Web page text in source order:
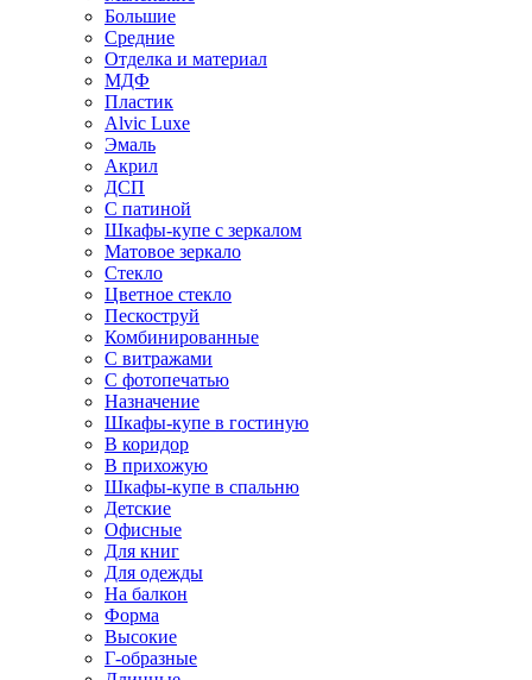
Большие
Средние
Отделка и материал
МДФ
Пластик
Alvic Luxe
Эмаль
Акрил
ДСП
С патиной
Шкафы-купе с зеркалом
Матовое зеркало
Стекло
Цветное стекло
Пескоструй
Комбинированные
С витражами
С фотопечатью
Назначение
Шкафы-купе в гостиную
В коридор
В прихожую
Шкафы-купе в спальню
Детские
Офисные
Для книг
Для одежды
На балкон
Форма
Высокие
Г-образные